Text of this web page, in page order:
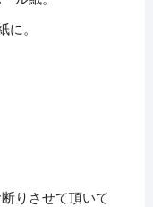
。
りさせて頂いて